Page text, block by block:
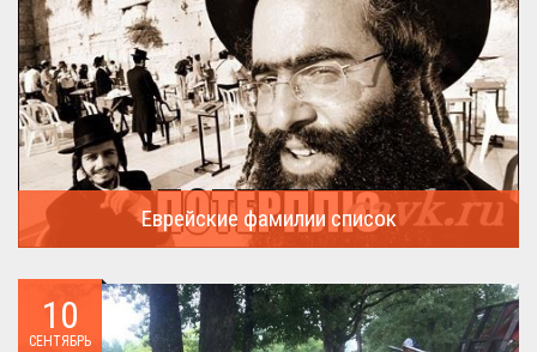
Еврейские фамилии список
10
СЕНТЯБРЬ